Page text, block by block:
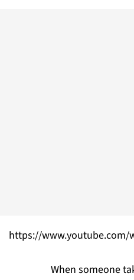
https://www.youtube.com/
When someone